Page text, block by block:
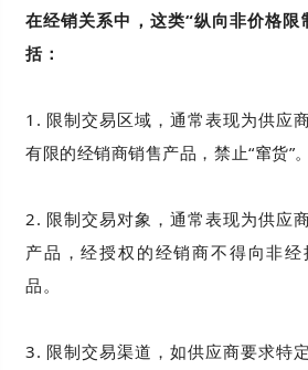
在经销关系中，这类“纵向非价格限
括：
1. 限制交易区域，通常表现为供应
有限的经销商销售产品，禁止“窜货”。
2. 限制交易对象，通常表现为供应
产品，经授权的经销商不得向非
品。
3. 限制交易渠道，如供应商要求特